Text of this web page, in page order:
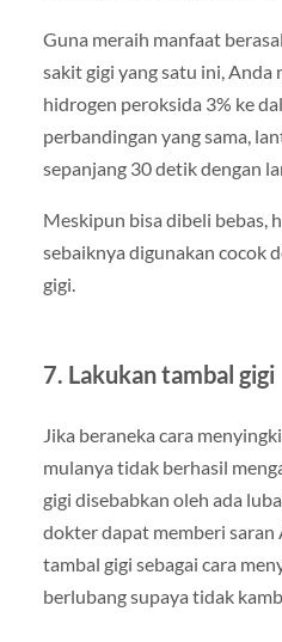
Guna meraih manfaat
sakit gigi yang satu ini, Anda
hidrogen peroksida 3% ke
perbandingan yang sama,
sepanjang 30 detik dengan
Meskipun bisa dibeli bebas,
sebaiknya digunakan cocok
gigi.
7. Lakukan tambal gigi
Jika beraneka cara
mulanya tidak berhasil
gigi disebabkan oleh ada
dokter dapat memberi
tambal gigi sebagai cara
berlubang supaya tidak